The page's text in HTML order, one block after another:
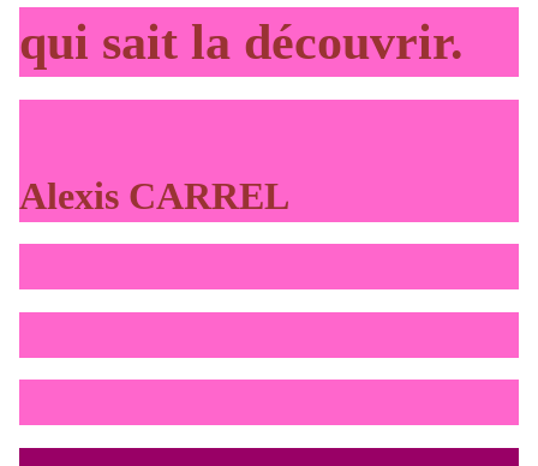
qui sait la découvrir.
Alexis CARREL